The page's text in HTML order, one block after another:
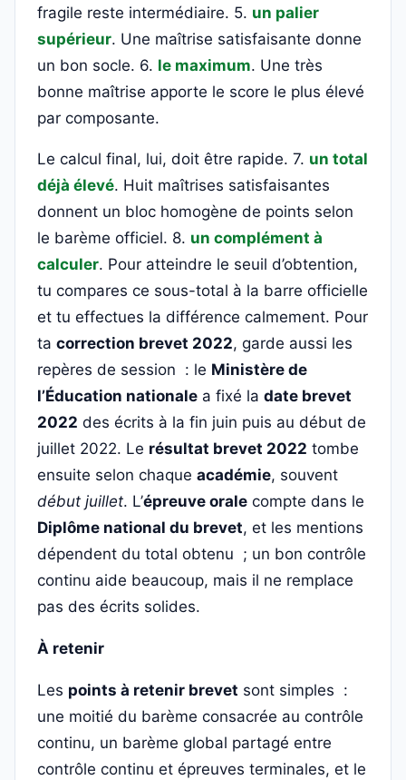
fragile reste intermédiaire. 5. un palier
supérieur. Une maîtrise satisfaisante donne
un bon socle. 6. le maximum. Une très
bonne maîtrise apporte le score le plus élevé
par composante.
Le calcul final, lui, doit être rapide. 7. un total
déjà élevé. Huit maîtrises satisfaisantes
donnent un bloc homogène de points selon
le barème officiel. 8. un complément à
calculer. Pour atteindre le seuil d’obtention,
tu compares ce sous-total à la barre officielle
et tu effectues la différence calmement. Pour
ta correction brevet 2022, garde aussi les
repères de session : le Ministère de
l’Éducation nationale a fixé la date brevet
2022 des écrits à la fin juin puis au début de
juillet 2022. Le résultat brevet 2022 tombe
ensuite selon chaque académie, souvent
début juillet. L’épreuve orale compte dans le
Diplôme national du brevet, et les mentions
dépendent du total obtenu ; un bon contrôle
continu aide beaucoup, mais il ne remplace
pas des écrits solides.
À retenir
Les points à retenir brevet sont simples :
une moitié du barème consacrée au contrôle
continu, un barème global partagé entre
contrôle continu et épreuves terminales, et le